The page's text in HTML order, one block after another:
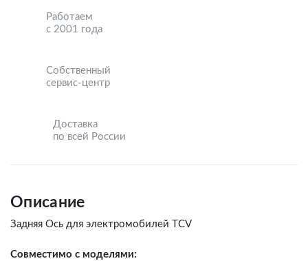
Работаем
с 2001 года
Собственный
сервис-центр
Доставка
по всей России
Описание
Задняя Ось для электромобилей TCV
Совместимо с моделями: